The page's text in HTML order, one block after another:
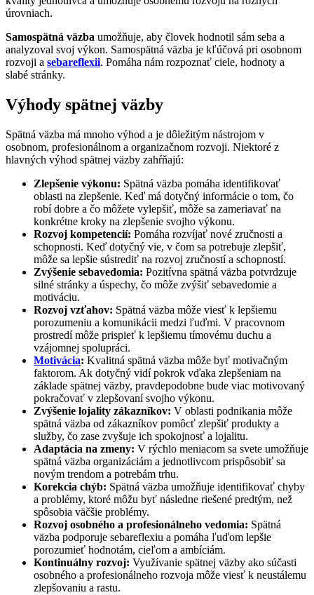
úrovniach.
Samospätná väzba umožňuje, aby človek hodnotil sám seba a
analyzoval svoj výkon. Samospätná väzba je kľúčová pri osobnom
rozvoji a sebareflexii. Pomáha nám rozpoznať ciele, hodnoty a
slabé stránky.
Výhody spätnej väzby
Spätná väzba má mnoho výhod a je dôležitým nástrojom v
osobnom, profesionálnom a organizačnom rozvoji. Niektoré z
hlavných výhod spätnej väzby zahŕňajú:
Zlepšenie výkonu: Spätná väzba pomáha identifikovať
oblasti na zlepšenie. Keď má dotyčný informácie o tom, čo
robí dobre a čo môžete vylepšiť, môže sa zameriavať na
konkrétne kroky na zlepšenie svojho výkonu.
Rozvoj kompetencií: Pomáha rozvíjať nové zručnosti a
schopnosti. Keď dotyčný vie, v čom sa potrebuje zlepšiť,
môže sa lepšie sústrediť na rozvoj zručností a schopností.
Zvýšenie sebavedomia: Pozitívna spätná väzba potvrdzuje
silné stránky a úspechy, čo môže zvýšiť sebavedomie a
motiváciu.
Rozvoj vzťahov: Spätná väzba môže viesť k lepšiemu
porozumeniu a komunikácii medzi ľuďmi. V pracovnom
prostredí môže prispieť k lepšiemu tímovému duchu a
vzájomnej spolupráci.
Motivácia: Kvalitná spätná väzba môže byť motivačným
faktorom. Ak dotyčný vidí pokrok vďaka zlepšeniam na
základe spätnej väzby, pravdepodobne bude viac motivovaný
pokračovať v zlepšovaní svojho výkonu.
Zvýšenie lojality zákazníkov: V oblasti podnikania môže
spätná väzba od zákazníkov pomôcť zlepšiť produkty a
služby, čo zase zvyšuje ich spokojnosť a lojalitu.
Adaptácia na zmeny: V rýchlo meniacom sa svete umožňuje
spätná väzba organizáciám a jednotlivcom prispôsobiť sa
novým trendom a potrebám trhu.
Korekcia chýb: Spätná väzba umožňuje identifikovať chyby
a problémy, ktoré môžu byť následne riešené predtým, než
spôsobia väčšie problémy.
Rozvoj osobného a profesionálneho vedomia: Spätná
väzba podporuje sebareflexiu a pomáha ľuďom lepšie
porozumieť hodnotám, cieľom a ambíciám.
Kontinuálny rozvoj: Využívanie spätnej väzby ako súčasti
osobného a profesionálneho rozvoja môže viesť k neustálemu
zlepšovaniu a rastu.